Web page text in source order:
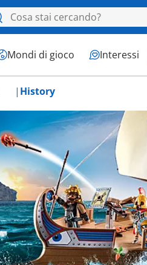
Mondi di gioco Interessi
History